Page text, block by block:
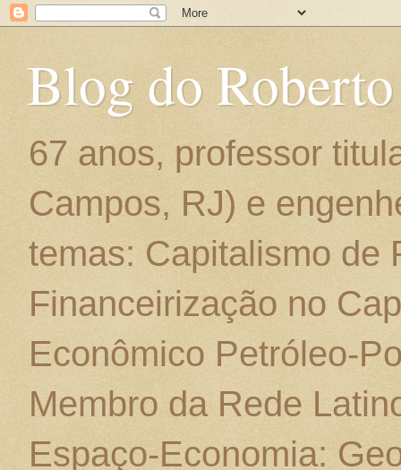
Blog do
67 anos, professor
Campos, RJ) e
temas: Capitalismo de
Financeirização no
Econômico Petróleo-
Membro da Rede
Espaço-Economia: